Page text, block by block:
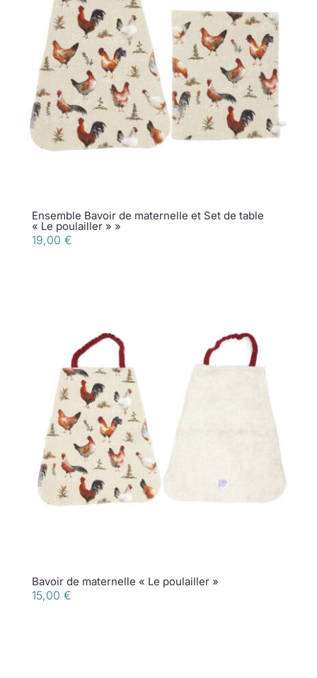
Ensemble Bavoir de maternelle et Set de table
« Le poulailler » »
19,00 €
Bavoir de maternelle « Le poulailler »
15,00 €